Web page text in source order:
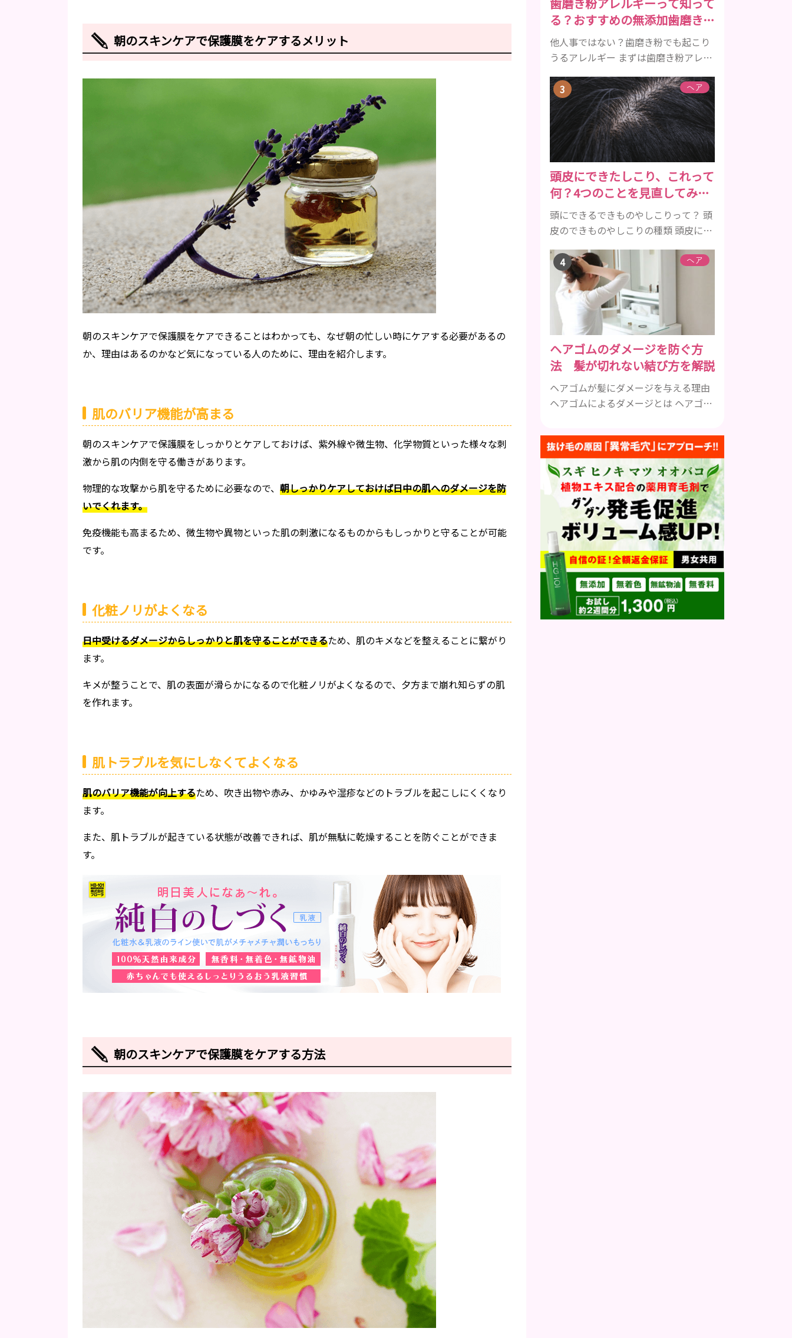
朝のスキンケアで保護膜をケアするメリット
朝のスキンケアで保護膜をケアできることはわかっても、なぜ朝の忙しい時にケアする必要があるの
か、理由はあるのかなど気になっている人のために、理由を紹介します。
肌のバリア機能が高まる
朝のスキンケアで保護膜をしっかりとケアしておけば、紫外線や微生物、化学物質といった様々な刺
激から肌の内側を守る働きがあります。
物理的な攻撃から肌を守るために必要なので、 朝しっかりケアしておけば日中の肌へのダメージを防
いでくれます。
免疫機能も高まるため、微生物や異物といった肌の刺激になるものからもしっかりと守ることが可能
です。
化粧ノリがよくなる
日中受けるダメージからしっかりと肌を守ることができるため、肌のキメなどを整えることに繋がり
ます。
キメが整うことで、肌の表面が滑らかになるので化粧ノリがよくなるので、夕方まで崩れ知らずの肌
を作れます。
肌トラブルを気にしなくてよくなる
肌のバリア機能が向上するため、吹き出物や赤み、かゆみや湿疹などのトラブルを起こしにくくなり
ます。
また、肌トラブルが起きている状態が改善できれば、肌が無駄に乾燥することを防ぐことができま
す。
朝のスキンケアで保護膜をケアする方法
傾向があります。 髪が生え変わるサイ
クルは、年齢と共に乱れていきます。
髪が太くならないま...
歯磨き粉アレルギーって知って
る？おすすめの無添加歯磨き粉
をご紹介
他人事ではない？歯磨き粉でも起こり
うるアレルギー まずは歯磨き粉アレル
ーの症状を解説しますね。 歯磨き粉に
含まれるアレルギーを起こすおそれの
ある成分 まず、普段お使いの歯磨き粉
に含まれているどの成分にアレルギー
を引き起こすおそれがあるのかを説明
しますね。 •フッ素･･･歯の表面のエナ
メルを守り強くしたり、虫歯と防ぐ働
きを持つ成分 •香味料 ･･･歯磨き粉の風
味や爽...
ヘア
頭皮にできたしこり、これって
何？4つのことを見直してみよ
う！
頭にできるできものやしこりって？ 頭
皮のできものやしこりの種類 頭皮にで
して一種類ではありません。人によっ
ても違いますし、症状や種類によって
も違います。まずはどんな病気なの
か、よりも、どんな種類のできものや
しこりがあるのかを解説いきましょ
う。 水疱 ご存知の方もいらっしゃるか
と思いますが、すいほう、と読みま
す。これは表皮や表皮下にできるもの
です。表皮は0.2mmほ...
ヘア
ヘアゴムのダメージを防ぐ方
法 髪が切れない結び方を解説
ヘアゴムが髪にダメージを与える理由
ヘアゴムによるダメージとは ヘアゴム
る切れ毛、抜け毛、髪の傷みのことで
す。 毎日同じ場所で髪を結んでいる
と、その部分に負担がかかり、髪が弱
くなってしまいます。 特にきつく結び
すぎたり、細いゴムを使ったりする
と、ダメージが大きくなります。 ヘア
ゴムのダメージは、目に見えないとこ
ろで少しずつ進行します。 気づいたと
きには、切れ毛が増...